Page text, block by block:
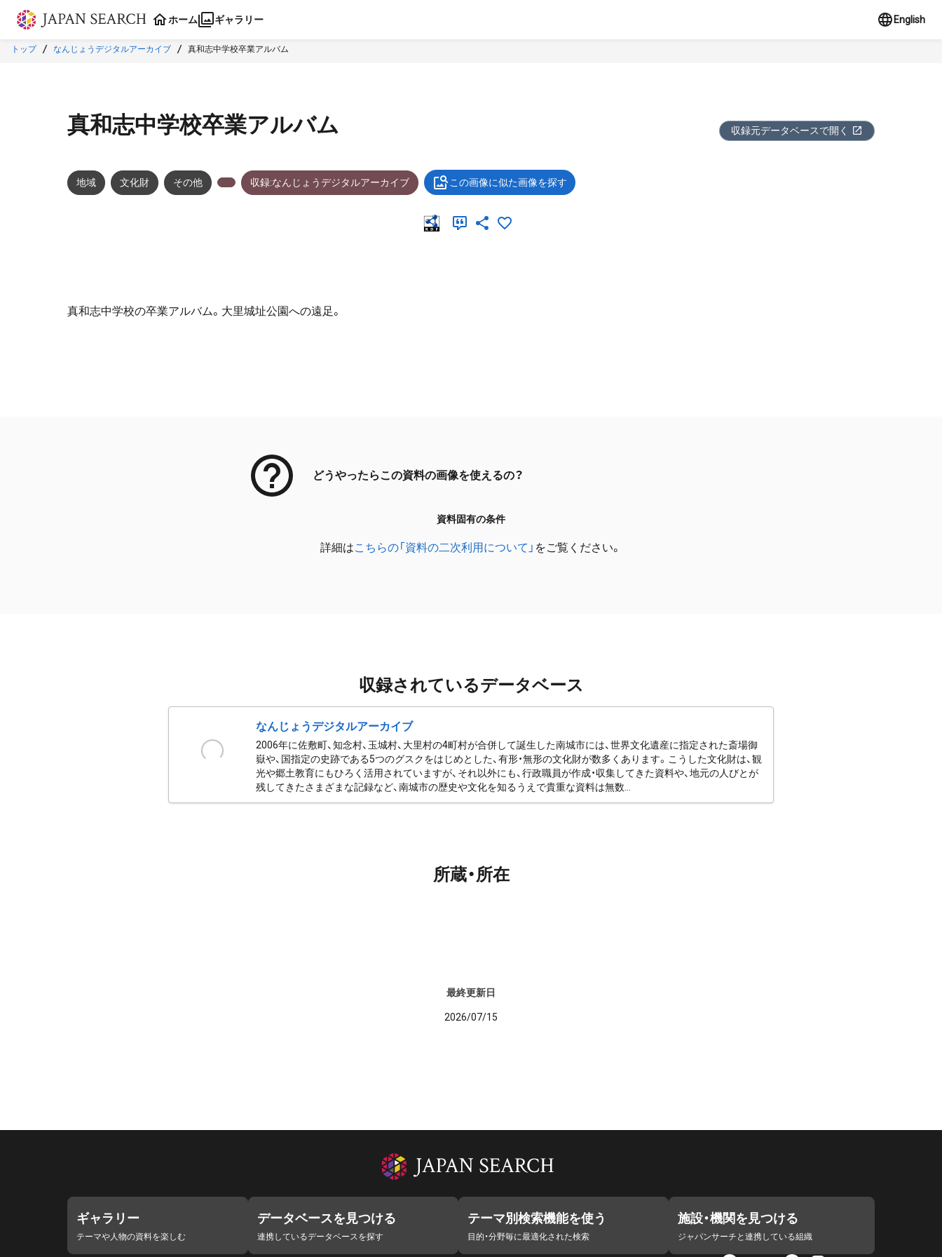
本文に飛ぶ
ホーム ギャラリー English
トップ なんじょうデジタルアーカイブ 真和志中学校卒業アルバム
真和志中学校卒業アルバム 収録元データベースで開く
地域 文化財 その他 収録:なんじょうデジタルアーカイブ この画像に似た画像を探す
真和志中学校の卒業アルバム。大里城址公園への遠足。
どうやったらこの資料の画像を使えるの？
資料固有の条件
詳細はこちらの「資料の二次利用について」 をご覧ください。
収録されているデータベース
なんじょうデジタルアーカイブ
2006年に佐敷町、知念村、玉城村、大里村の4町村が合併して誕生した南城市には、世界文化遺産に指定された斎場御
嶽や、国指定の史跡である5つのグスクをはじめとした、有形・無形の文化財が数多くあります。こうした文化財は、観
光や郷土教育にもひろく活用されていますが、それ以外にも、行政職員が作成・収集してきた資料や、地元の人びとが
残してきたさまざまな記録など、南城市の歴史や文化を知るうえで貴重な資料は無数...
所蔵・所在
最終更新日
2026/07/15
ギャラリー
テーマや人物の資料を楽しむ
データベースを見つける
連携しているデータベースを探す
テーマ別検索機能を使う
目的・分野毎に最適化された検索
施設・機関を見つける
ジャパンサーチと連携している組織